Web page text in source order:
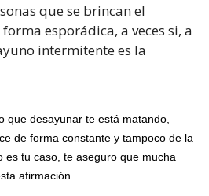
que se brincan el
esporádica, a veces si, a
intermitente es la
que desayunar te está matando,
de forma constante y tampoco de la
es tu caso, te aseguro que mucha
afirmación.